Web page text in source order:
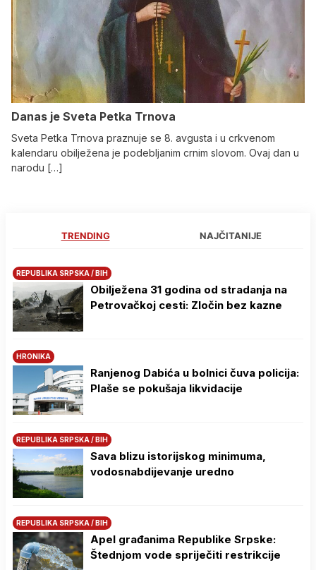
Danas je Sveta Petka Trnova
Sveta Petka Trnova praznuje se 8. avgusta i u crkvenom
kalendaru obilježena je podebljanim crnim slovom. Ovaj dan u
narodu […]
TRENDING NAJČITANIJE
REPUBLIKA SRPSKA / BIH
Obilježena 31 godina od stradanja na
Petrovačkoj cesti: Zločin bez kazne
HRONIKA
Ranjenog Dabića u bolnici čuva policija:
Plaše se pokušaja likvidacije
REPUBLIKA SRPSKA / BIH
Sava blizu istorijskog minimuma,
vodosnabdijevanje uredno
REPUBLIKA SRPSKA / BIH
Apel građanima Republike Srpske:
Štednjom vode spriječiti restrikcije